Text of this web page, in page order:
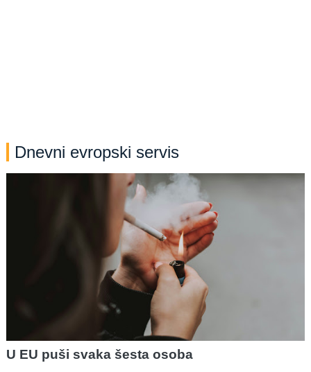
Dnevni evropski servis
U EU puši svaka šesta osoba